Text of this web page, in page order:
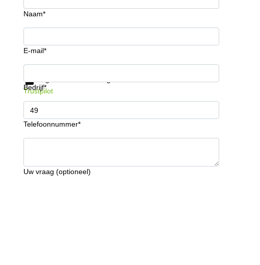
Naam*
E-mail*
Bedrijf*
Telefoonnummer*
Uw vraag (optioneel)
Krijg informatie en prijzen
Trustpilot